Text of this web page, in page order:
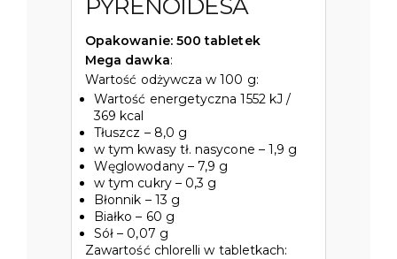
PYRENOIDESA
Opakowanie: 500 tabletek
Mega dawka:
Wartość odżywcza w 100 g:
Wartość energetyczna 1552 kJ /
369 kcal
Tłuszcz – 8,0 g
w tym kwasy tł. nasycone – 1,9 g
Węglowodany – 7,9 g
w tym cukry – 0,3 g
Błonnik – 13 g
Białko – 60 g
Sół – 0,07 g
Zawartość chlorelli w tabletkach: